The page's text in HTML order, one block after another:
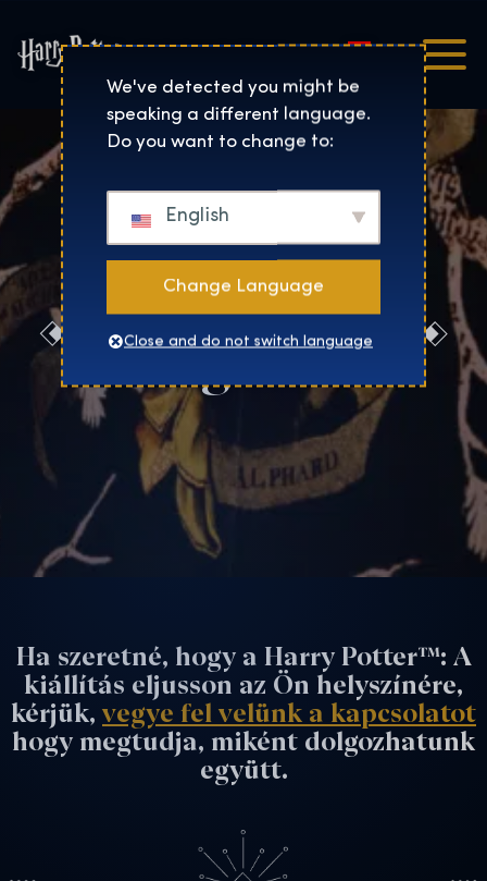
Harry Potter™: The
Magyar
Foglalás
Ha szeretné, hogy a Harry Potter™: A
kiállítás eljusson az Ön helyszínére,
kérjük, vegye fel velünk a kapcsolatot
hogy megtudja, miként dolgozhatunk
együtt.
We've detected you might be
speaking a different language.
Do you want to change to:
English
Change Language
Close and do not switch language